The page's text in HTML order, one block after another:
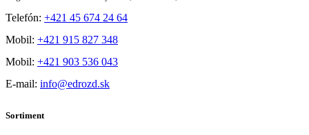
Telefón: +421 45 674 24 64
Mobil: +421 915 827 348
Mobil: +421 903 536 043
E-mail: info@edrozd.sk
Sortiment